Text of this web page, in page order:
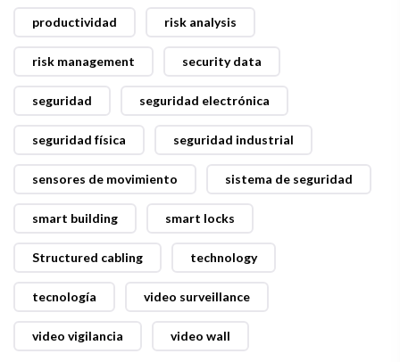
productividad risk analysis
risk management security data
seguridad seguridad electrónica
seguridad física seguridad industrial
sensores de movimiento sistema de seguridad
smart building smart locks
Structured cabling technology
tecnología video surveillance
video vigilancia video wall